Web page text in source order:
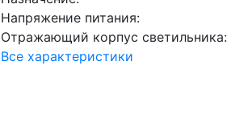
Напряжение питания:
Отражающий корпус светильника:
Все характеристики